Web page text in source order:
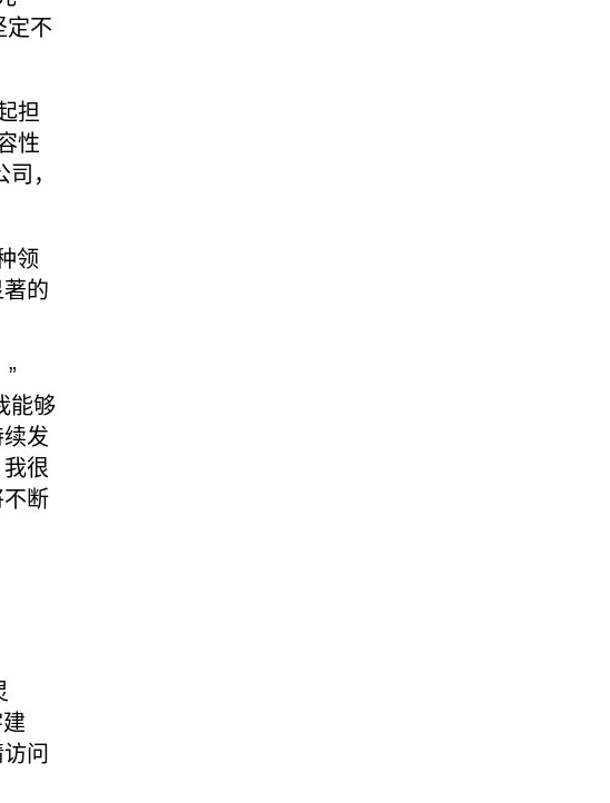
定不
担
性
，
领
的
能够
发
很
断
问